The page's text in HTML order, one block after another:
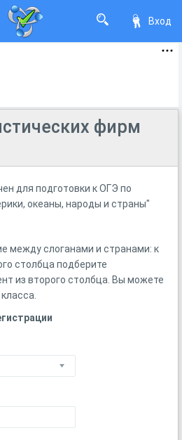
Вход
фирм
для подготовки к ОГЭ по
океаны, народы и страны"
между слоганами и странами: к
столбца подберите
из второго столбца. Вы можете